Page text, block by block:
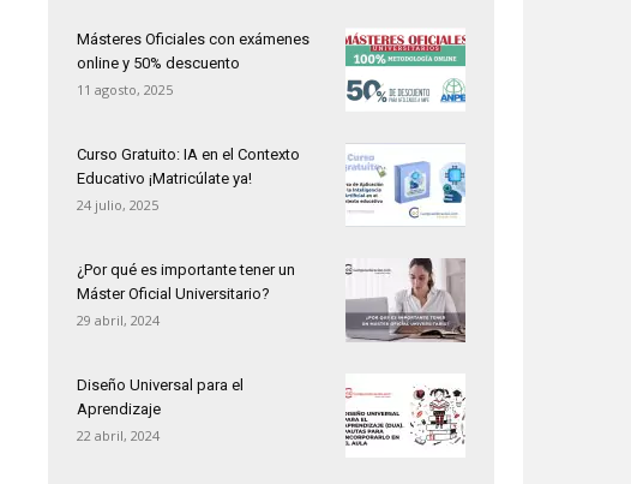
Másteres Oficiales con exámenes
online y 50% descuento
11 agosto, 2025
Curso Gratuito: IA en el Contexto
Educativo ¡Matricúlate ya!
24 julio, 2025
¿Por qué es importante tener un
Máster Oficial Universitario?
29 abril, 2024
Diseño Universal para el
Aprendizaje
22 abril, 2024